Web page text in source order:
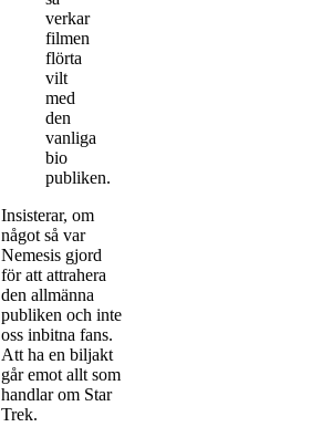
verkar
filmen
flörta
vilt
med
den
vanliga
bio
publiken.
Insisterar, om
något så var
Nemesis gjord
för att attrahera
den allmänna
publiken och inte
oss inbitna fans.
Att ha en biljakt
går emot allt som
handlar om Star
Trek.